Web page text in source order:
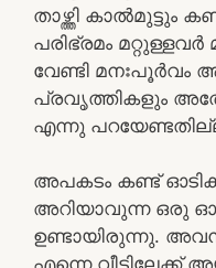
താഴ്ത്തി കാൽമുട്ടും
പരിഭ്രമം മറ്റുള്ളവർ
വേണ്ടി
പ്രവൃത്തികളും
എന്നു
അപകടം കണ്ട്
അറിയാവുന്ന ഒരു
ഉണ്ടായിരുന്നു.
എന്നെ വീട്ടിലേക്ക്